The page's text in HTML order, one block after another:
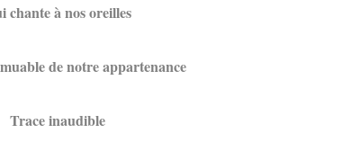
chante à nos oreilles
de notre appartenance
Trace inaudible